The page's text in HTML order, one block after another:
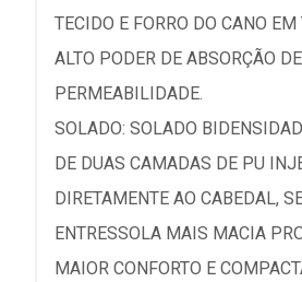
TECIDO E FORRO DO CANO
ALTO PODER DE ABSORÇÃO
PERMEABILIDADE.
SOLADO: SOLADO
DE DUAS CAMADAS DE PU
DIRETAMENTE AO CABEDAL,
ENTRESSOLA MAIS MACIA
MAIOR CONFORTO E